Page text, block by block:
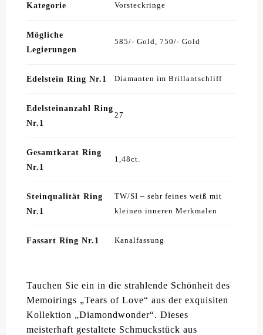
Kategorie Vorsteckringe
Mögliche
Legierungen
585/- Gold, 750/- Gold
Edelstein Ring Nr.1 Diamanten im Brillantschliff
Edelsteinanzahl Ring
Nr.1
27
Gesamtkarat Ring
Nr.1
1,48ct.
Steinqualität Ring
Nr.1
TW/SI – sehr feines weiß mit
kleinen inneren Merkmalen
Fassart Ring Nr.1 Kanalfassung
Tauchen Sie ein in die strahlende Schönheit des
Memoirings „Tears of Love“ aus der exquisiten
Kollektion „Diamondwonder“. Dieses
meisterhaft gestaltete Schmuckstück aus